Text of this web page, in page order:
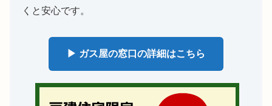
くと安心です。
▶ ガス屋の窓口の詳細はこちら